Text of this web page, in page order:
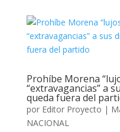
Prohíbe Morena
“extravagancias” a
queda fuera del
por Editor Proyecto |
NACIONAL